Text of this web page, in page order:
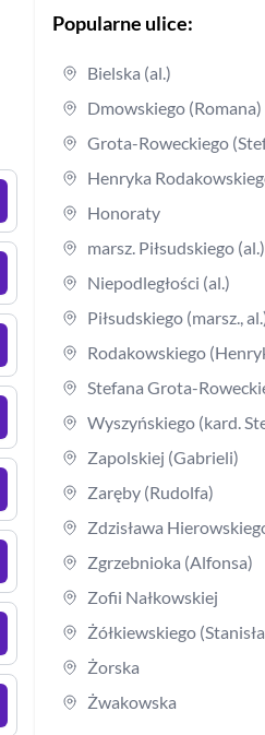
Popularne ulice:
Bielska (al.)
Dmowskiego (Romana)
Grota-Roweckiego
Henryka
Honoraty
marsz. Piłsudskiego (al.)
Niepodległości (al.)
Piłsudskiego (marsz.,
Rodakowskiego
Stefana Grota-
Wyszyńskiego (kard.
Zapolskiej (Gabrieli)
Zaręby (Rudolfa)
Zdzisława
Zgrzebnioka (Alfonsa)
Zofii Nałkowskiej
Żółkiewskiego
Żorska
Żwakowska